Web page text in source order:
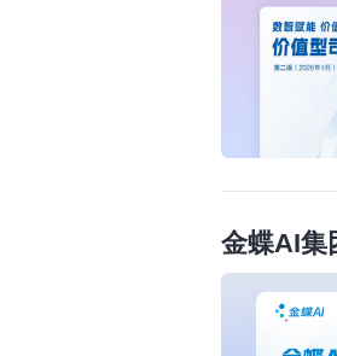
金蝶AI集